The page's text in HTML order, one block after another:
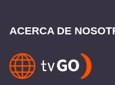
ACERCA DE